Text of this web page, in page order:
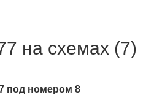
на схемах (7)
под номером 8